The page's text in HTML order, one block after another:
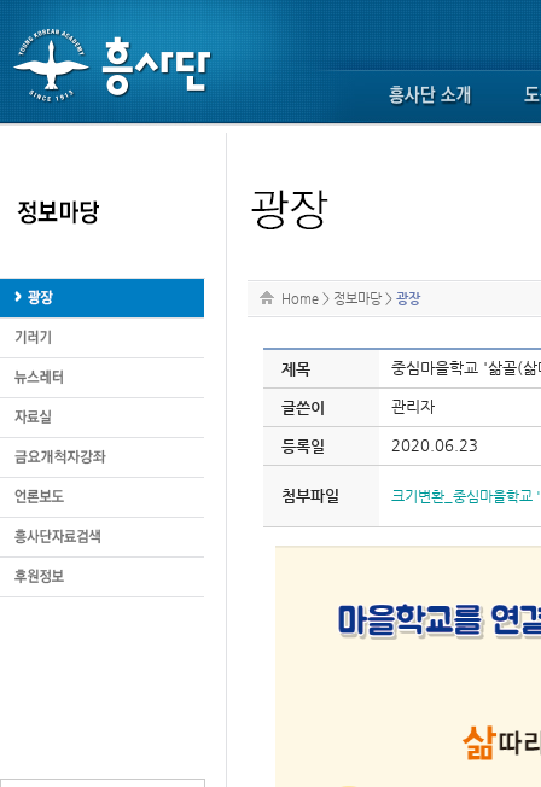
Home > 정보마당 > 광장
제목 중심마을학교 '삶골(
글쓴이 관리자
등록일 2020.06.23
첨부파일 크기변환_중심마을학